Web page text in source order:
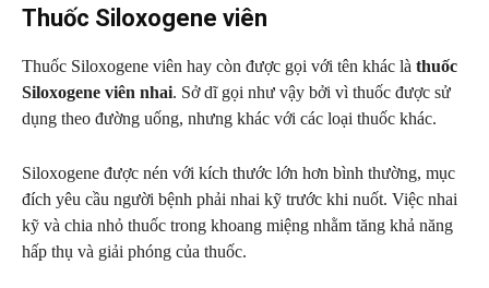
Thuốc Siloxogene viên
Thuốc Siloxogene viên hay còn được gọi với tên khác là thuốc
Siloxogene viên nhai. Sở dĩ gọi như vậy bởi vì thuốc được sử
dụng theo đường uống, nhưng khác với các loại thuốc khác.
Siloxogene được nén với kích thước lớn hơn bình thường, mục
đích yêu cầu người bệnh phải nhai kỹ trước khi nuốt. Việc nhai
kỹ và chia nhỏ thuốc trong khoang miệng nhằm tăng khả năng
hấp thụ và giải phóng của thuốc.